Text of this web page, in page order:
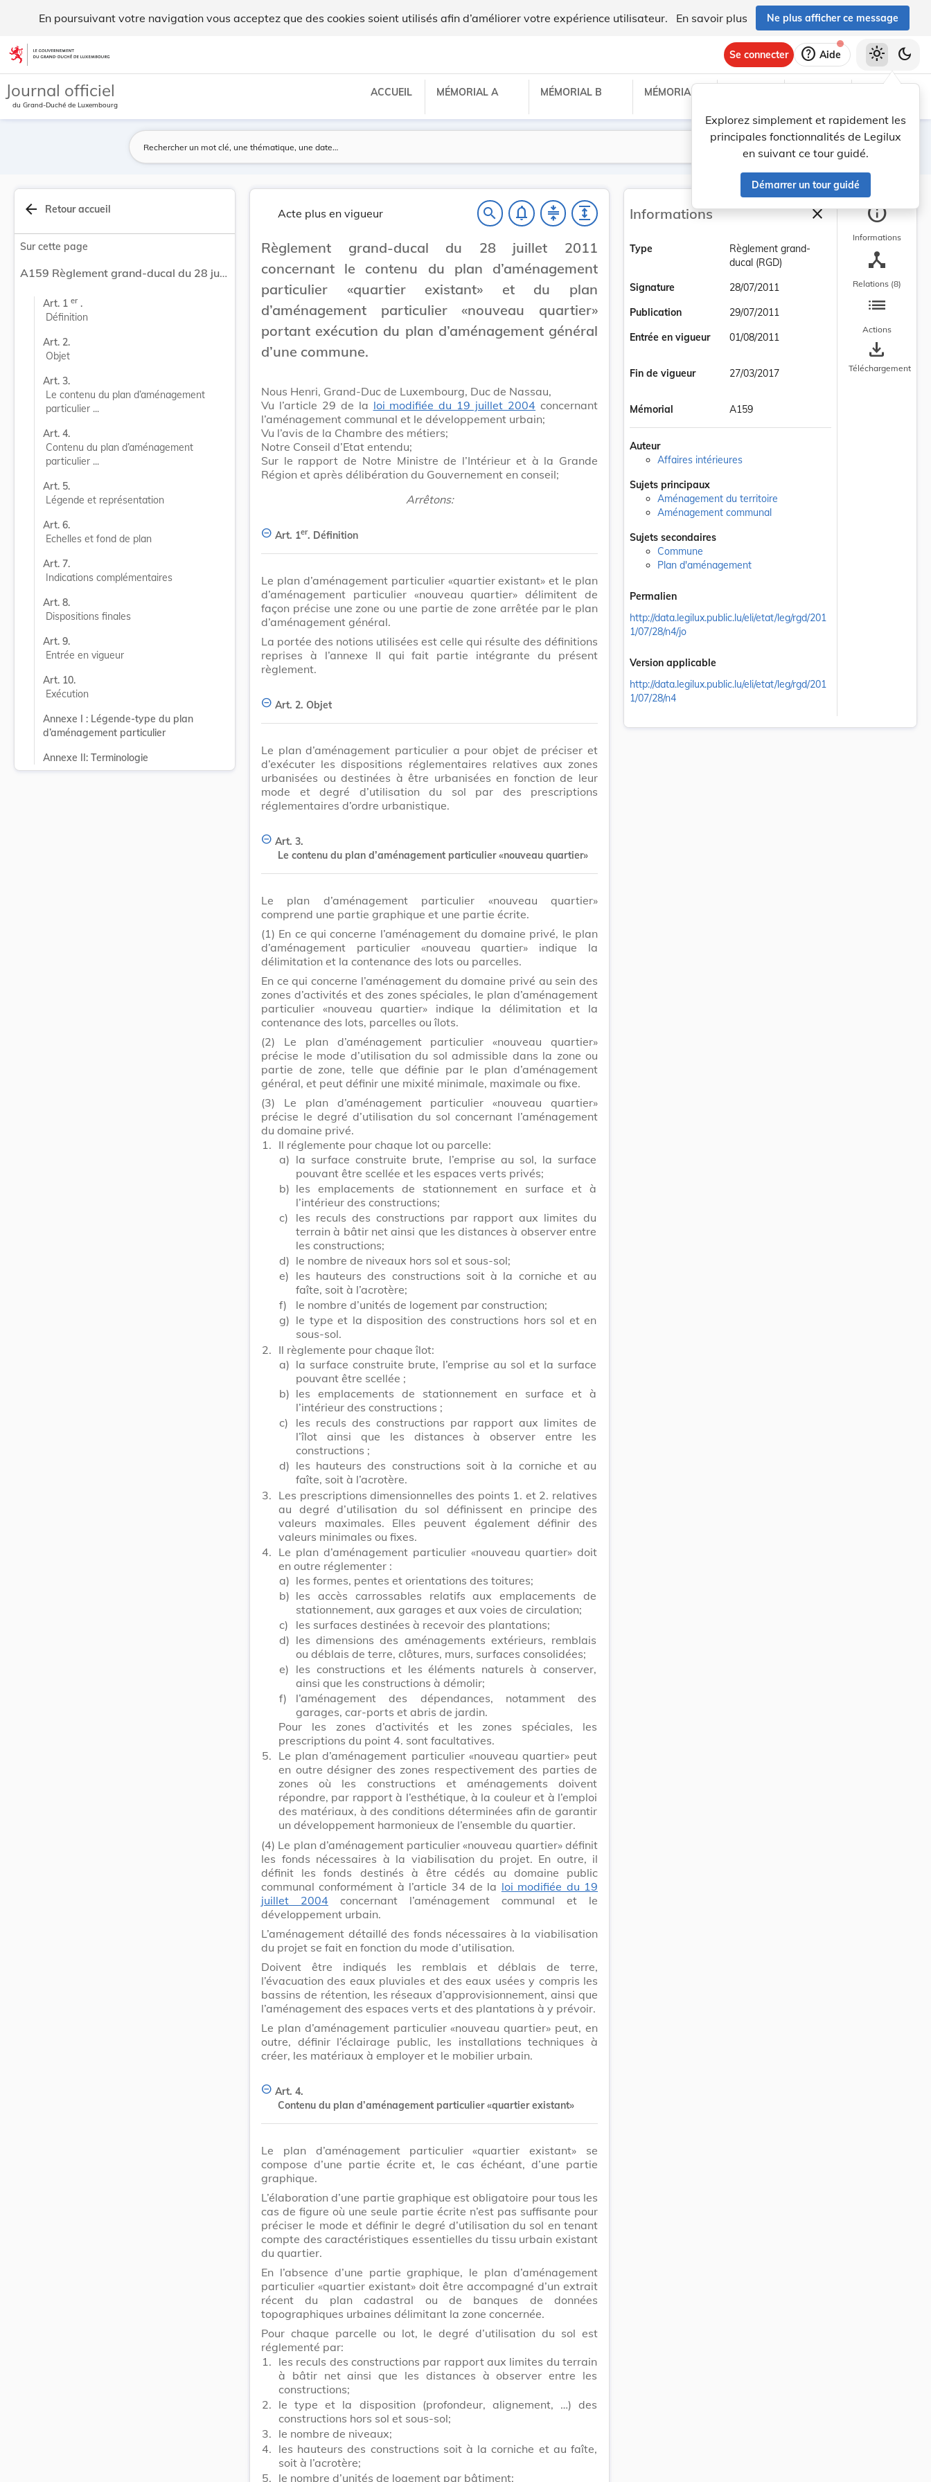
En poursuivant votre navigation vous acceptez que des cookies soient utilisés afin d’améliorer votre expérience utilisateur. En savoir plus Ne plus afficher ce message
Aller au contenu
Se connecter help Aide
Explorez simplement et rapidement les
principales fonctionnalités de Legilux
en suivant ce tour guidé.
Démarrer un tour guidé
light_mode dark_mode
Journal officiel
du Grand-Duché de Luxembourg
ACCUEIL MÉMORIAL A MÉMORIAL B MÉMORIAL C
Lancer la recherche
Filtres
arrow_back Retour accueil
Sur cette page
A159 Règlement grand-ducal du 28 juillet 2011 concernant le contenu du plan d’aménagement particulier «quartier existant» et du plan d’aménagement particulier «nouveau quartier» portant exécution du plan d’aménagement général d’une commune.
Art. 1 er .
Définition
Art. 2.
Objet
Art. 3.
Le contenu du plan d’aménagement
particulier ...
Art. 4.
Contenu du plan d’aménagement
particulier ...
Art. 5.
Légende et représentation
Art. 6.
Echelles et fond de plan
Art. 7.
Indications complémentaires
Art. 8.
Dispositions finales
Art. 9.
Entrée en vigueur
Art. 10.
Exécution
Annexe I : Légende-type du plan
d’aménagement particulier
Annexe II: Terminologie
Acte plus en vigueur search notifications_none compress expand
Règlement grand-ducal du 28 juillet 2011
concernant le contenu du plan d’aménagement
particulier «quartier existant» et du plan
d’aménagement particulier «nouveau quartier»
portant exécution du plan d’aménagement général
d’une commune.
Nous Henri, Grand-Duc de Luxembourg, Duc de Nassau,
Vu l’article 29 de la loi modifiée du 19 juillet 2004 concernant
l’aménagement communal et le développement urbain;
Vu l’avis de la Chambre des métiers;
Notre Conseil d’Etat entendu;
Sur le rapport de Notre Ministre de l’Intérieur et à la Grande
Région et après délibération du Gouvernement en conseil;
Arrêtons:
Art. 1er. Définition
Le plan d’aménagement particulier «quartier existant» et le plan
d’aménagement particulier «nouveau quartier» délimitent de
façon précise une zone ou une partie de zone arrêtée par le plan
d’aménagement général.
La portée des notions utilisées est celle qui résulte des définitions
reprises à l’annexe II qui fait partie intégrante du présent
règlement.
Art. 2. Objet
Le plan d’aménagement particulier a pour objet de préciser et
d’exécuter les dispositions réglementaires relatives aux zones
urbanisées ou destinées à être urbanisées en fonction de leur
mode et degré d’utilisation du sol par des prescriptions
réglementaires d’ordre urbanistique.
Art. 3.
Le contenu du plan d’aménagement particulier «nouveau quartier»
Le plan d’aménagement particulier «nouveau quartier»
comprend une partie graphique et une partie écrite.
(1) En ce qui concerne l’aménagement du domaine privé, le plan
d’aménagement particulier «nouveau quartier» indique la
délimitation et la contenance des lots ou parcelles.
En ce qui concerne l’aménagement du domaine privé au sein des
zones d’activités et des zones spéciales, le plan d’aménagement
particulier «nouveau quartier» indique la délimitation et la
contenance des lots, parcelles ou îlots.
(2) Le plan d’aménagement particulier «nouveau quartier»
précise le mode d’utilisation du sol admissible dans la zone ou
partie de zone, telle que définie par le plan d’aménagement
général, et peut définir une mixité minimale, maximale ou fixe.
(3) Le plan d’aménagement particulier «nouveau quartier»
précise le degré d’utilisation du sol concernant l’aménagement
du domaine privé.
1. Il réglemente pour chaque lot ou parcelle:
a) la surface construite brute, l’emprise au sol, la surface
pouvant être scellée et les espaces verts privés;
b) les emplacements de stationnement en surface et à
l’intérieur des constructions;
c)
les reculs des constructions par rapport aux limites du
terrain à bâtir net ainsi que les distances à observer entre
les constructions;
d) le nombre de niveaux hors sol et sous-sol;
e) les hauteurs des constructions soit à la corniche et au
faîte, soit à l’acrotère;
f)
le nombre d’unités de logement par construction;
g) le type et la disposition des constructions hors sol et en
sous-sol.
2. Il règlemente pour chaque îlot:
a) la surface construite brute, l’emprise au sol et la surface
pouvant être scellée ;
b) les emplacements de stationnement en surface et à
l’intérieur des constructions ;
c)
les reculs des constructions par rapport aux limites de
l’îlot ainsi que les distances à observer entre les
constructions ;
d) les hauteurs des constructions soit à la corniche et au
faîte, soit à l’acrotère.
3. Les prescriptions dimensionnelles des points 1. et 2. relatives
au degré d’utilisation du sol définissent en principe des
valeurs maximales. Elles peuvent également définir des
valeurs minimales ou fixes.
4. Le plan d’aménagement particulier «nouveau quartier» doit
en outre réglementer :
a) les formes, pentes et orientations des toitures;
b) les accès carrossables relatifs aux emplacements de
stationnement, aux garages et aux voies de circulation;
c)
les surfaces destinées à recevoir des plantations;
d) les dimensions des aménagements extérieurs, remblais
ou déblais de terre, clôtures, murs, surfaces consolidées;
e) les constructions et les éléments naturels à conserver,
ainsi que les constructions à démolir;
f)
l’aménagement des dépendances, notamment des
garages, car-ports et abris de jardin.
Pour les zones d’activités et les zones spéciales, les
prescriptions du point 4. sont facultatives.
5. Le plan d’aménagement particulier «nouveau quartier» peut
en outre désigner des zones respectivement des parties de
zones où les constructions et aménagements doivent
répondre, par rapport à l’esthétique, à la couleur et à l’emploi
des matériaux, à des conditions déterminées afin de garantir
un développement harmonieux de l’ensemble du quartier.
(4) Le plan d’aménagement particulier «nouveau quartier» définit
les fonds nécessaires à la viabilisation du projet. En outre, il
définit les fonds destinés à être cédés au domaine public
communal conformément à l’article 34 de la loi modifiée du 19
juillet 2004 concernant l’aménagement communal et le
développement urbain.
L’aménagement détaillé des fonds nécessaires à la viabilisation
du projet se fait en fonction du mode d’utilisation.
Doivent être indiqués les remblais et déblais de terre,
l’évacuation des eaux pluviales et des eaux usées y compris les
bassins de rétention, les réseaux d’approvisionnement, ainsi que
l’aménagement des espaces verts et des plantations à y prévoir.
Le plan d’aménagement particulier «nouveau quartier» peut, en
outre, définir l’éclairage public, les installations techniques à
créer, les matériaux à employer et le mobilier urbain.
Art. 4.
Contenu du plan d’aménagement particulier «quartier existant»
Le plan d’aménagement particulier «quartier existant» se
compose d’une partie écrite et, le cas échéant, d’une partie
graphique.
L’élaboration d’une partie graphique est obligatoire pour tous les
cas de figure où une seule partie écrite n’est pas suffisante pour
préciser le mode et définir le degré d’utilisation du sol en tenant
compte des caractéristiques essentielles du tissu urbain existant
du quartier.
En l’absence d’une partie graphique, le plan d’aménagement
particulier «quartier existant» doit être accompagné d’un extrait
récent du plan cadastral ou de banques de données
topographiques urbaines délimitant la zone concernée.
Pour chaque parcelle ou lot, le degré d’utilisation du sol est
réglementé par:
1. les reculs des constructions par rapport aux limites du terrain
à bâtir net ainsi que les distances à observer entre les
constructions;
2. le type et la disposition (profondeur, alignement, …) des
constructions hors sol et sous-sol;
3. le nombre de niveaux;
4. les hauteurs des constructions soit à la corniche et au faîte,
soit à l’acrotère;
5. le nombre d’unités de logement par bâtiment;
Informations closeFermer la barre
Type
Règlement grand-
ducal (RGD)
Signature
28/07/2011
Publication
29/07/2011
Entrée en vigueur
01/08/2011
Fin de vigueur 27/03/2017
Mémorial A159
Auteur
Affaires intérieures
Sujets principaux
Aménagement du territoire
Aménagement communal
Sujets secondaires
Commune
Plan d'aménagement
Permalien
http://data.legilux.public.lu/eli/etat/leg/rgd/201
1/07/28/n4/jo
Version applicable
http://data.legilux.public.lu/eli/etat/leg/rgd/201
1/07/28/n4
info
Informations
device_hub
Relations (8)
list
Actions
save_alt
Téléchargement